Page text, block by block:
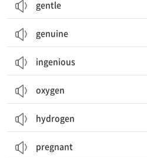
gentle
genuine
ingenious
oxygen
hydrogen
pregnant